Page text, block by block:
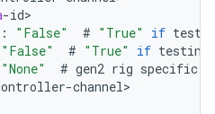
-id
: "False" # "True" if
"False" # "True" if testing
"None" # gen2 rig specific
-channel